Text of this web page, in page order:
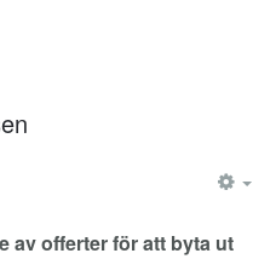
av offerter för att byta ut